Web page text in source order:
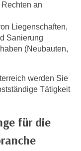
an
Liegenschaften,
Sanierung
(Neubauten,
werden Sie
Tätigkeit
für die